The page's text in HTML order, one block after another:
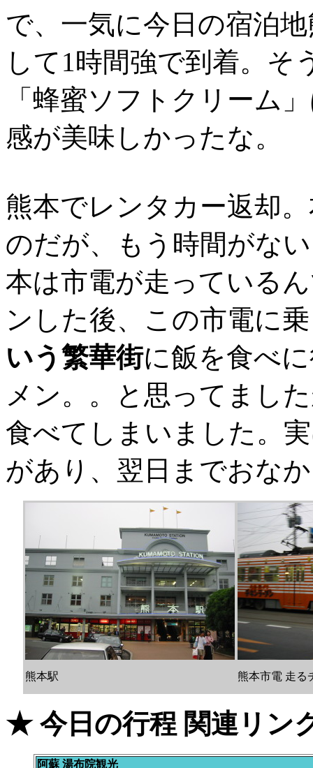
で、一気に今日の宿泊
して1時間強で到着。そ
「蜂蜜ソフトクリーム
感が美味しかったな。
熊本でレンタカー返却
のだが、もう時間がな
本は市電が走っている
ンした後、この市電に
いう繁華街に飯を食べ
メン。。と思ってまし
食べてしまいました。
があり、翌日までおな
熊本駅 熊本市電 走る
★ 今日の行程 関連リン
阿蘇 湯布院観光